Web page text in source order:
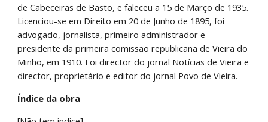
de Cabeceiras de Basto, e faleceu a 15 de Março de 1935.
Licenciou-se em Direito em 20 de Junho de 1895, foi
advogado, jornalista, primeiro administrador e
presidente da primeira comissão republicana de Vieira do
Minho, em 1910. Foi director do jornal Notícias de Vieira e
director, proprietário e editor do jornal Povo de Vieira.
Índice da obra